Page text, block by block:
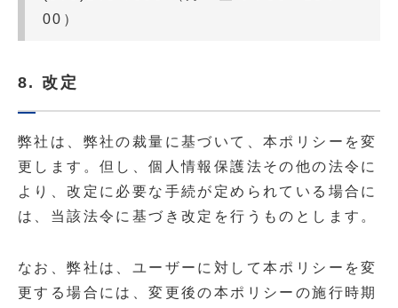
00）
8. 改定
弊社は、弊社の裁量に基づいて、本ポリシーを変
更します。但し、個人情報保護法その他の法令に
より、改定に必要な手続が定められている場合に
は、当該法令に基づき改定を行うものとします。
なお、弊社は、ユーザーに対して本ポリシーを変
更する場合には、変更後の本ポリシーの施行時期